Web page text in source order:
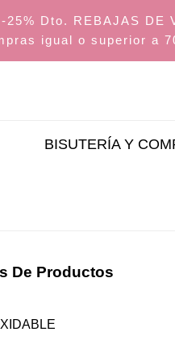
-25% Dto. REBAJAS DE
igual o superior a
BISUTERÍA Y
De Productos